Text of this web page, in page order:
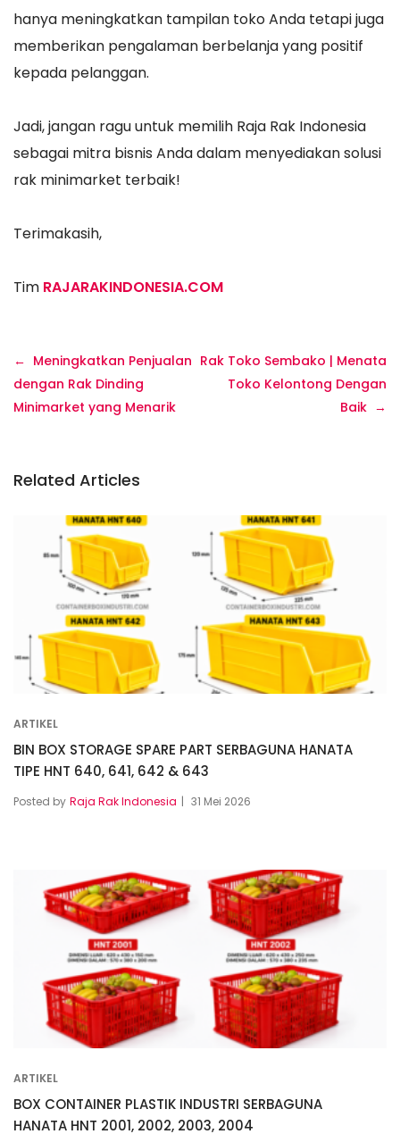
hanya meningkatkan tampilan toko Anda tetapi juga
memberikan pengalaman berbelanja yang positif
kepada pelanggan.
Jadi, jangan ragu untuk memilih Raja Rak Indonesia
sebagai mitra bisnis Anda dalam menyediakan solusi
rak minimarket terbaik!
Terimakasih,
Tim RAJARAKINDONESIA.COM
Navigasi
pos
Meningkatkan Penjualan
dengan Rak Dinding
Minimarket yang Menarik
Rak Toko Sembako | Menata
Toko Kelontong Dengan
Baik
Related Articles
ARTIKEL
BIN BOX STORAGE SPARE PART SERBAGUNA HANATA
TIPE HNT 640, 641, 642 & 643
Posted by Raja Rak Indonesia 31 Mei 2026
ARTIKEL
BOX CONTAINER PLASTIK INDUSTRI SERBAGUNA
HANATA HNT 2001, 2002, 2003, 2004